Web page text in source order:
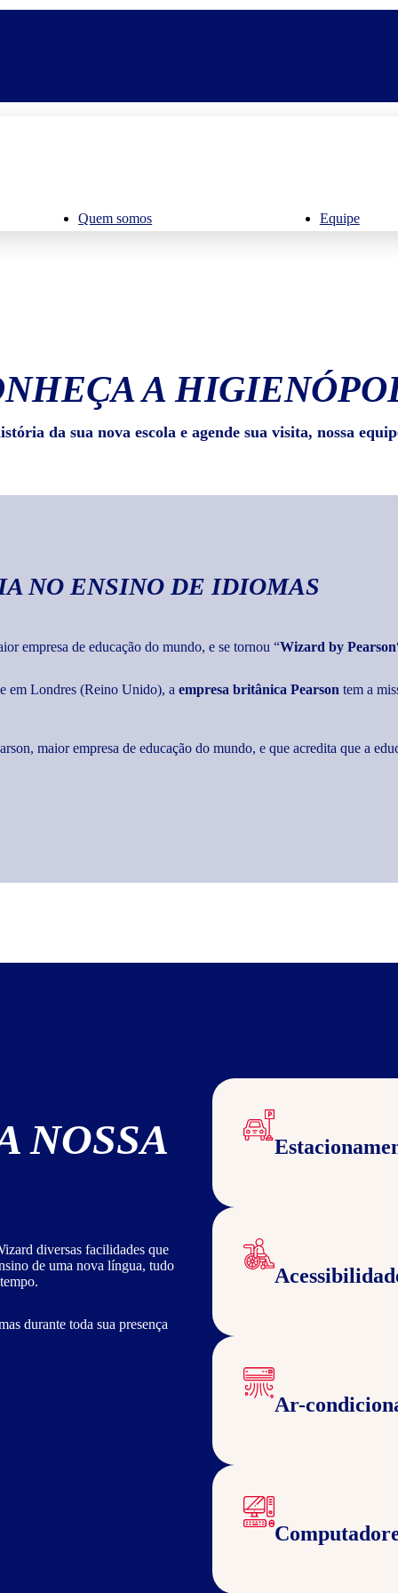
Quem somos Equipe
A
da sua nova escola e agende sua visita, nossa
NO ENSINO DE IDIOMAS
empresa de educação do mundo, e se tornou “Wizard by Pearson
em Londres (Reino Unido), a empresa britânica Pearson tem a
maior empresa de educação do mundo, e que acredita que a
NOSSA
diversas facilidades que
de uma nova língua, tudo
durante toda sua presença
Ar-